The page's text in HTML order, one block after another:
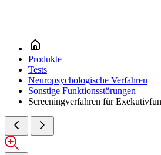
Produkte
Tests
Neuropsychologische Verfahren
Sonstige Funktionsstörungen
Screeningverfahren für